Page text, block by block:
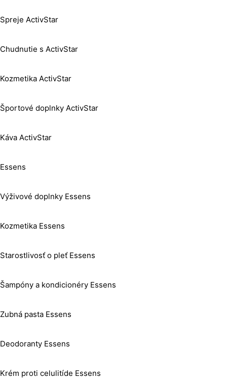
Spreje ActivStar
Chudnutie s ActivStar
Kozmetika ActivStar
Športové doplnky ActivStar
Káva ActivStar
Essens
Výživové doplnky Essens
Kozmetika Essens
Starostlivosť o pleť Essens
Šampóny a kondicionéry Essens
Zubná pasta Essens
Deodoranty Essens
Krém proti celulitíde Essens